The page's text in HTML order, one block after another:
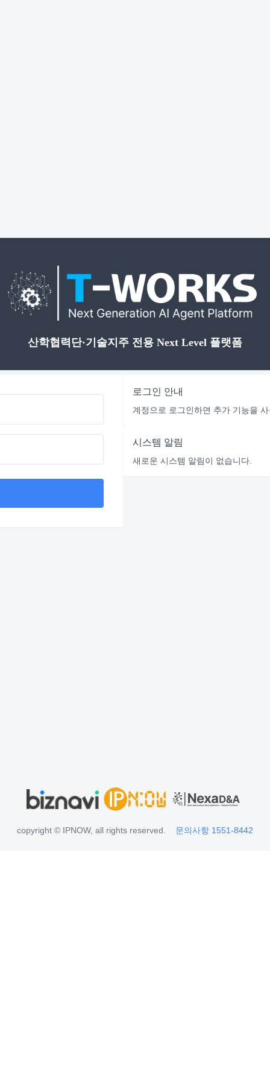
산학협력단·기술지주 전용 Next Level 플랫폼
로그인 안내
계정으로 로그인하면 추가 기능을
시스템 알림
새로운 시스템 알림이 없습니다.
copyright © IPNOW, all rights reserved. 문의사항 1551-8442